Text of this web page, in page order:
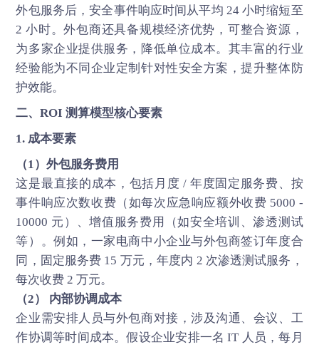
外包服务后，安全事件响应时间从平均 24 小时缩短至
2 小时。外包商还具备规模经济优势，可整合资源，
为多家企业提供服务，降低单位成本。其丰富的行业
经验能为不同企业定制针对性安全方案，提升整体防
护效能。
二、ROI 测算模型核心要素
1. 成本要素
（1）外包服务费用
这是最直接的成本，包括月度 / 年度固定服务费、按
事件响应次数收费（如每次应急响应额外收费 5000 -
10000 元）、增值服务费用（如安全培训、渗透测试
等）。例如，一家电商中小企业与外包商签订年度合
同，固定服务费 15 万元，年度内 2 次渗透测试服务，
每次收费 2 万元。
（2） 内部协调成本
企业需安排人员与外包商对接，涉及沟通、会议、工
作协调等时间成本。假设企业安排一名 IT 人员，每月